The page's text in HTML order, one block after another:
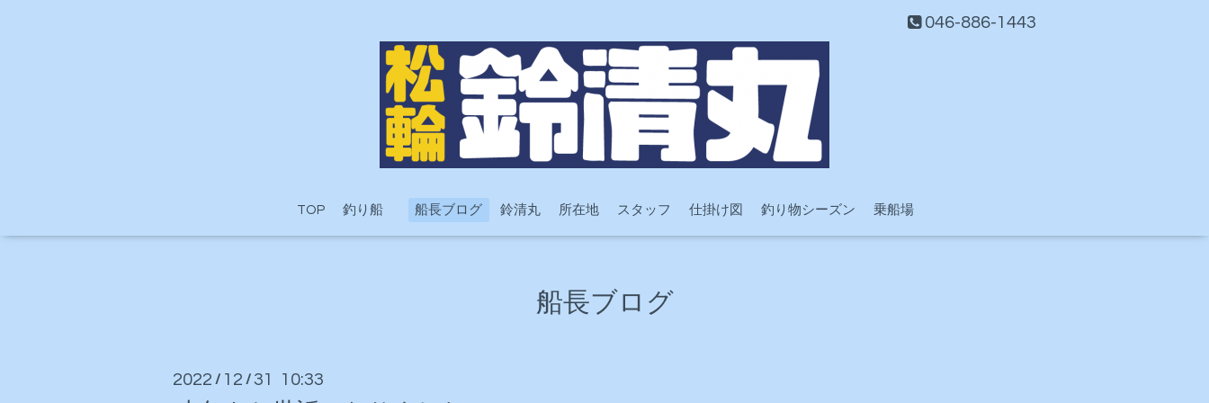
046-886-1443
TOP 釣り船 船長ブログ 鈴清丸 所在地 スタッフ 仕掛け図 釣り物シーズン 乗船場
船長ブログ
2022 / 12 /31 10:33